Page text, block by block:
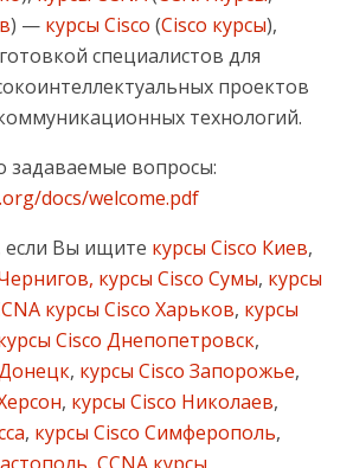
) — курсы Cisco (Cisco курсы),
специалистов для
проектов
технологий.
задаваемые вопросы:
docs/welcome.pdf
Вы ищите курсы Cisco Киев,
курсы Cisco Сумы, курсы
курсы Cisco Харьков, курсы
Cisco Днепопетровск,
, курсы Cisco Запорожье,
, курсы Cisco Николаев,
, курсы Cisco Симферополь,